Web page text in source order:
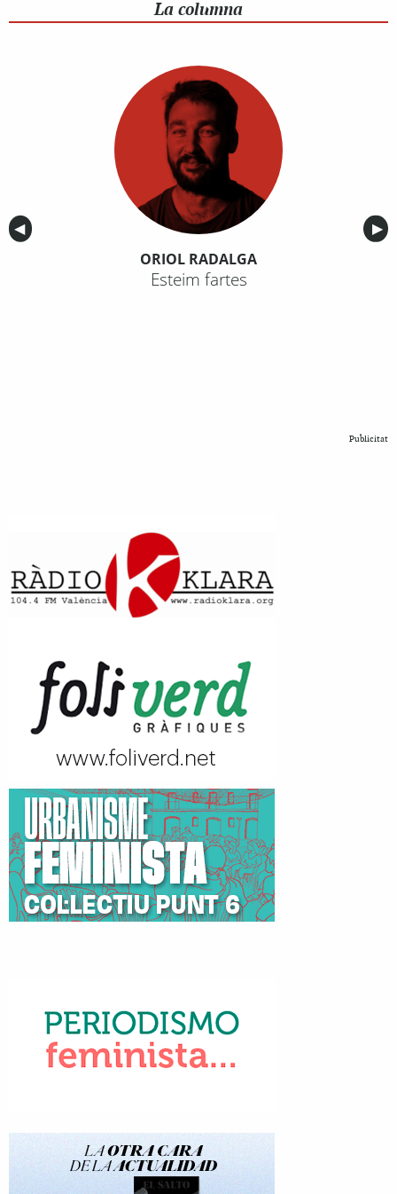
La columna
Anterior
◀︎ ▶︎
ORIOL RADALGA
Esteim fartes
Publicitat